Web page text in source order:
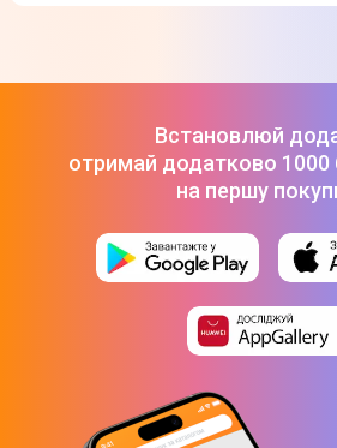
Характеристики пера
Функція ластика
Загальні характеристики
200 × 264 × 8.8 мм
Встановлюй
отримай додатково 1000
на першу